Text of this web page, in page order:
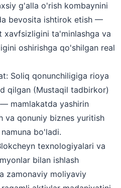
g'alla o'rish kombaynini
bevosita ishtirok etish —
xavfsizligini ta'minlashga va
oshirishga qo'shilgan real
Soliq qonunchiligiga rioya
qilgan (Mustaqil tadbirkor)
mamlakatda yashirin
va qonuniy biznes yuritish
bo'ladi.
texnologiyalari va
bilan ishlash
zamonaviy moliyaviy